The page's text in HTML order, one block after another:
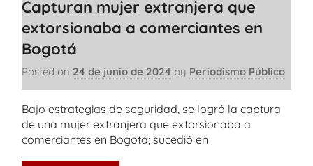
Capturan mujer extranjera que
extorsionaba a comerciantes en
Bogotá
Posted on 24 de junio de 2024 by Periodismo Público
Bajo estrategias de seguridad, se logró la captura
de una mujer extranjera que extorsionaba a
comerciantes en Bogotá; sucedió en